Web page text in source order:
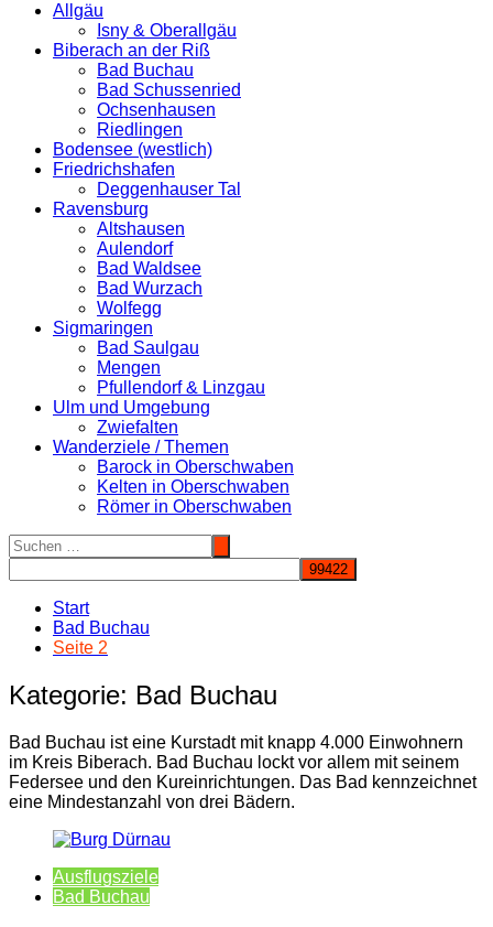
Allgäu
Isny & Oberallgäu
Biberach an der Riß
Bad Buchau
Bad Schussenried
Ochsenhausen
Riedlingen
Bodensee (westlich)
Friedrichshafen
Deggenhauser Tal
Ravensburg
Altshausen
Aulendorf
Bad Waldsee
Bad Wurzach
Wolfegg
Sigmaringen
Bad Saulgau
Mengen
Pfullendorf & Linzgau
Ulm und Umgebung
Zwiefalten
Wanderziele / Themen
Barock in Oberschwaben
Kelten in Oberschwaben
Römer in Oberschwaben
Start
Bad Buchau
Seite 2
Kategorie: Bad Buchau
Bad Buchau ist eine Kurstadt mit knapp 4.000 Einwohnern
im Kreis Biberach. Bad Buchau lockt vor allem mit seinem
Federsee und den Kureinrichtungen. Das Bad kennzeichnet
eine Mindestanzahl von drei Bädern.
Ausflugsziele
Bad Buchau